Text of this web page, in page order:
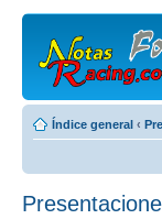
Índice general ‹